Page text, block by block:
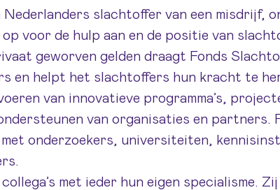
slachtoffer van een misdrijf,
voor de hulp aan en de positie van
geworven gelden draagt Fonds
en helpt het slachtoffers hun kracht te
van innovatieve programma’s,
van organisaties en partners.
onderzoekers, universiteiten,
met ieder hun eigen specialisme.